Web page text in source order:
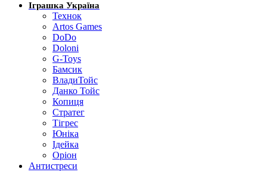
Іграшка Україна
Технок
Artos Games
DoDo
Doloni
G-Toys
Бамсик
ВладиТойс
Данко Тойс
Копиця
Стратег
Тігрес
Юніка
Ідейка
Оріон
Антистреси